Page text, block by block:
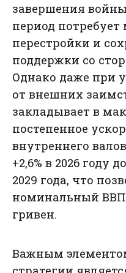
завершения
период
перестройки и
поддержки со
Однако даже при
от внешних
закладывает в
постепенное
внутреннего
+2,6% в 2026 году
2029 года, что
номинальный ВВП
гривен.
Важным